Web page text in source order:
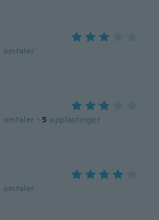
omtaler
omtaler · 5 opplastinger
omtaler